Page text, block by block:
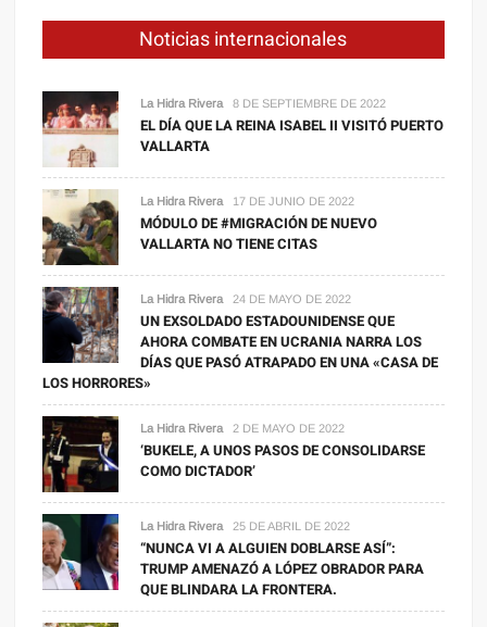
Noticias internacionales
La Hidra Rivera 8 DE SEPTIEMBRE DE 2022
EL DÍA QUE LA REINA ISABEL II VISITÓ PUERTO
VALLARTA
La Hidra Rivera 17 DE JUNIO DE 2022
MÓDULO DE #MIGRACIÓN DE NUEVO
VALLARTA NO TIENE CITAS
La Hidra Rivera 24 DE MAYO DE 2022
UN EXSOLDADO ESTADOUNIDENSE QUE
AHORA COMBATE EN UCRANIA NARRA LOS
DÍAS QUE PASÓ ATRAPADO EN UNA «CASA DE
LOS HORRORES»
La Hidra Rivera 2 DE MAYO DE 2022
‘BUKELE, A UNOS PASOS DE CONSOLIDARSE
COMO DICTADOR’
La Hidra Rivera 25 DE ABRIL DE 2022
“NUNCA VI A ALGUIEN DOBLARSE ASÍ”:
TRUMP AMENAZÓ A LÓPEZ OBRADOR PARA
QUE BLINDARA LA FRONTERA.